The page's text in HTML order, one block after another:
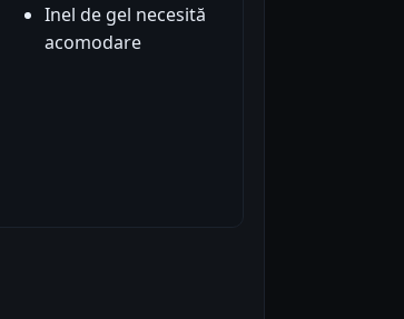
Inel de gel necesită
acomodare